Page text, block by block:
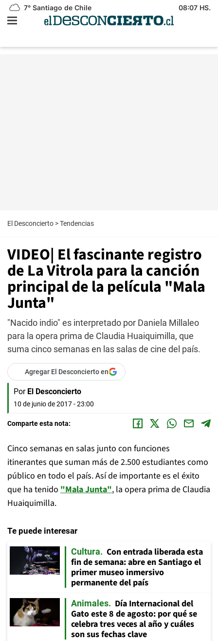
7° Santiago de Chile 08:07 HS.
El Desconcierto >Tendencias
VIDEO| El fascinante registro
de La Vitrola para la canción
principal de la película "Mala
Junta"
"Nacido indio" es interpretado por Daniela Millaleo
para la opera prima de Claudia Huaiquimilla, que
suma cinco semanas en las salas de cine del país.
Agregar El Desconcierto en
Por El Desconcierto
10 de junio de 2017 - 23:00
Comparte esta nota:
Cinco semanas en salas junto con funciones
itinerantes que suman más de 2.500 estudiantes como
público en todo el país. Así de importante es el éxito
que ha tenido "Mala Junta", la opera prima de Claudia
Huaiquimilla.
Te puede interesar
Cultura
Con entrada liberada esta
fin de semana: abre en Santiago el
primer museo inmersivo
permanente del país
Animales
Día Internacional del
Gato este 8 de agosto: por qué se
celebra tres veces al año y cuáles
son sus fechas clave